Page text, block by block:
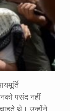
पसंद नहीं
थे। उन्होंने